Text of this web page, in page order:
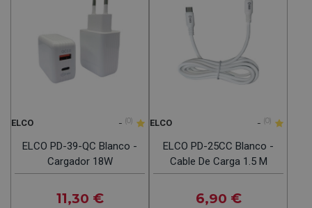
ELCO - (0)
ELCO PD-39-QC Blanco -
Cargador 18W
11,30 €
ELCO - (0)
ELCO PD-25CC Blanco -
Cable De Carga 1.5 M
6,90 €